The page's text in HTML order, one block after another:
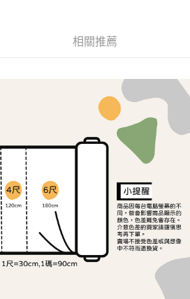
」，訂單成立後會自動跳轉到大哥付的交易
分期的期數、繳款截止日，確認付款後即完
用金額請依後續交易確認頁面所載為準。
確認交易或遇審核未通過，訂單將自動取
況，表示未達大哥付你分期系統評分，恕無
大哥付你分期」於每月結算日後寄送繳費提
選擇「超商條碼／台灣大直營門市／銀行轉
」等通路繳費。
有限公司」（以下簡稱本公司）所提供，讓
買商品或服務，並由商店將買賣／分期付款
依約使用本公司帳單繳交帳款。
分期」之契約關係目的，商店將以您的個人
提供予台灣大哥大進項蒐集、處理及利用，
所需資料之確認、核對及更正。
下連結：
綁卡、不需儲值。
認證，即可結帳。
，再付款。
程】
先享後付」後，將跳轉至「AFTEE先享後付」
金額後，即可完成結帳。
繳費通知簡訊。
，點擊此簡訊中的連結，可透過四大超商／
行付款，方視為交易完成。
需立刻繳費，但若您需要取消訂單，請聯絡
取消之訂單仍視為有效，需透過AFTEE先享
先享後付 」之結帳頁面顯示為準，若有關於
退款等相關疑問，請聯繫「AFTEE先享後付
support/home
含以上)免運費
以上)免運費
含以上)免運費
相關推薦